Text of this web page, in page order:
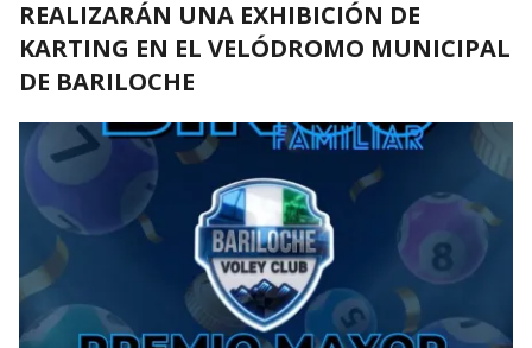
REALIZARÁN UNA EXHIBICIÓN DE
KARTING EN EL VELÓDROMO MUNICIPAL
DE BARILOCHE